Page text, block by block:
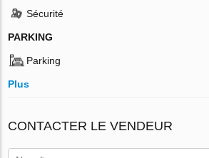
Sécurité
PARKING
Parking
Plus
CONTACTER LE VENDEUR